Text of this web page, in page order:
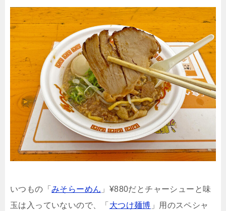
いつもの「 みそらーめん 」¥880だとチャーシューと味
玉は入っていないので、「 大つけ麺博 」用のスペシャ